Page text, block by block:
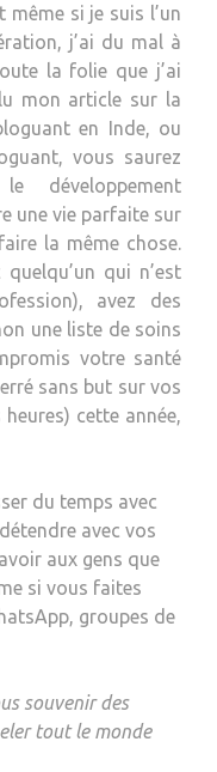
si je suis l’un
j’ai du mal à
la folie que j’ai
mon article sur la
en Inde, ou
vous saurez
développement
une vie parfaite sur
la même chose.
qui n’est
avez des
une liste de soins
votre santé
sans but sur vos
cette année,
du temps avec
avec vos
aux gens que
si vous faites
groupes de
souvenir des
tout le monde